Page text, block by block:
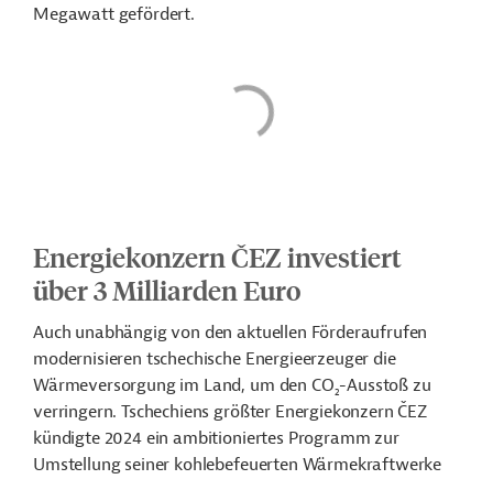
Megawatt gefördert.
Energiekonzern ČEZ investiert
über 3 Milliarden Euro
Auch unabhängig von den aktuellen Förderaufrufen
modernisieren tschechische Energieerzeuger die
Wärmeversorgung im Land, um den CO2-Ausstoß zu
verringern. Tschechiens größter Energiekonzern ČEZ
kündigte 2024 ein ambitioniertes Programm zur
Umstellung seiner kohlebefeuerten Wärmekraftwerke